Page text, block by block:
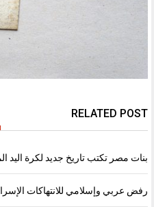
RELATED POST
بنات مصر تكتب تاريخ جديد لكرة اليد
رفض عربي وإسلامي للانتهاكات